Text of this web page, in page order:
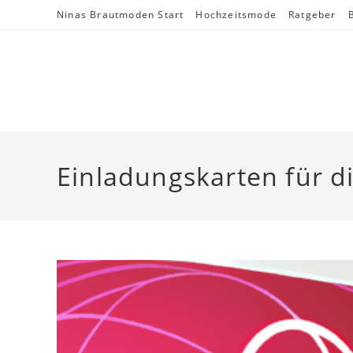
Ninas Brautmoden Start Hochzeitsmode Ratgeber
Einladungskarten für